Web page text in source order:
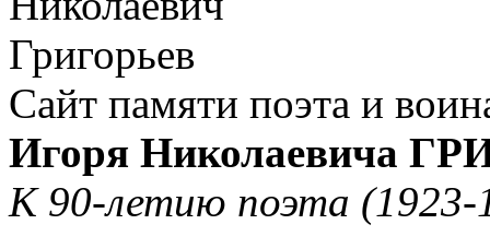
Сайт памяти поэта и
Игоря Николаевича
К 90-летию поэта (1923-